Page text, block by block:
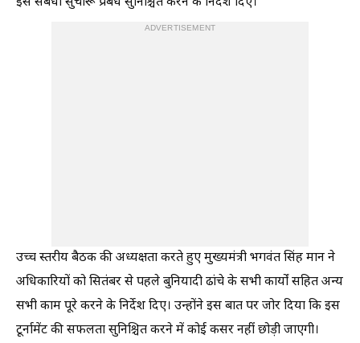
ADVERTISEMENT
उच्च स्तरीय बैठक की अध्यक्षता करते हुए मुख्यमंत्री भगवंत सिंह मान ने
अधिकारियों को सितंबर से पहले बुनियादी ढांचे के सभी कार्यों सहित अन्य
सभी काम पूरे करने के निर्देश दिए। उन्होंने इस बात पर जोर दिया कि इस
टूर्नामेंट की सफलता सुनिश्चित करने में कोई कसर नहीं छोड़ी जाएगी।